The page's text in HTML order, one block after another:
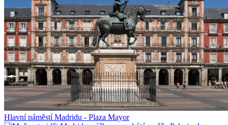
Hlavní náměstí Madridu - Plaza Mayor